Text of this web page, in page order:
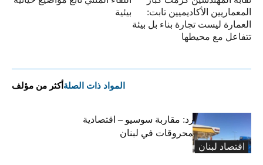
بيئية
المعماريين الأكاديميين تابت:
العمارة ليست تجارة بناء بل بيئة
تتفاعل مع محيطها
المواد ذات الصلة أكثر من مؤلف
اقتصاد لبنان
التضخم المستورد: مقاربة سوسيو – اقتصادية
لارتفاع أسعار المحروقات في لبنان